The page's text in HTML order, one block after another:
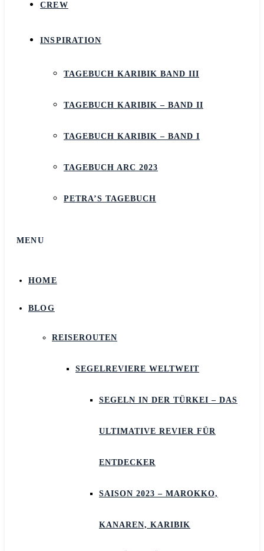
CREW
INSPIRATION
TAGEBUCH KARIBIK BAND III
TAGEBUCH KARIBIK – BAND II
TAGEBUCH KARIBIK – BAND I
TAGEBUCH ARC 2023
PETRA’S TAGEBUCH
MENU
HOME
BLOG
REISEROUTEN
SEGELREVIERE WELTWEIT
SEGELN IN DER TÜRKEI – DAS
ULTIMATIVE REVIER FÜR
ENTDECKER
SAISON 2023 – MAROKKO,
KANAREN, KARIBIK